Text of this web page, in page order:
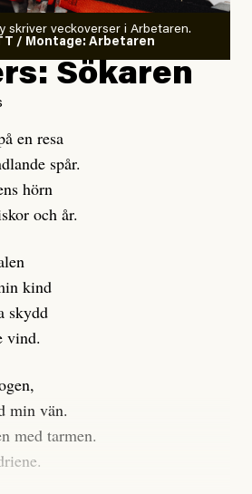
skriver veckoverser i Arbetaren.
/ Montage: Arbetaren
Sökaren
en resa
spår.
hörn
och år.
kind
skydd
vind.
min vän.
med tarmen.